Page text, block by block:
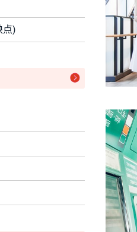
大学 数据科学 【Admissions】
大学 工 【Admissions】 2027
大学 人类科学 【Admissions】
大学 环球学院 【Admissions】
大学 创业精神 【Admissions】
大学 文 【Admissions】 2027
Gakuin University Faculty of
学 法学系 帝京大学オープンキャン
University of Japan
疗福祉大学 医疗福祉学研究科 【入
点)